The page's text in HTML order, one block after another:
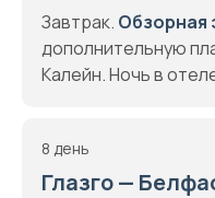
Завтрак. Обзорная
дополнительную
Калейн. Ночь в
8 день
Глазго —